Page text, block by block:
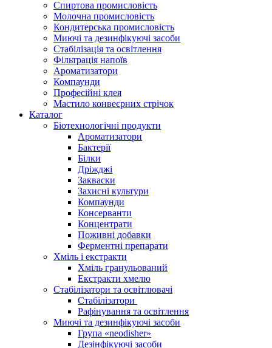
Спиртова промисловість
Молочна промисловість
Кондитерська промисловість
Миючі та дезинфікуючі засоби
Стабілізація та освітлення
Фільтрація напоїв
Ароматизатори
Компаунди
Професійні клея
Мастило конвеєрних стрічок
Каталог
Біотехнологічні продукти
Ароматизатори
Бактерії
Білки
Дріжджі
Закваски
Захисні культури
Компаунди
Консерванти
Концентрати
Поживні добавки
Ферментні препарати
Хміль і екстракти
Хміль гранульований
Екстракти хмелю
Стабілізатори та освітлювачі
Стабілізатори
Рафінування та освітлення
Миючі та дезинфікуючі засоби
Група «neodisher»
Дезінфікуючі засоби